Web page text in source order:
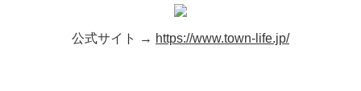
公式サイト → https://www.town-life.jp/